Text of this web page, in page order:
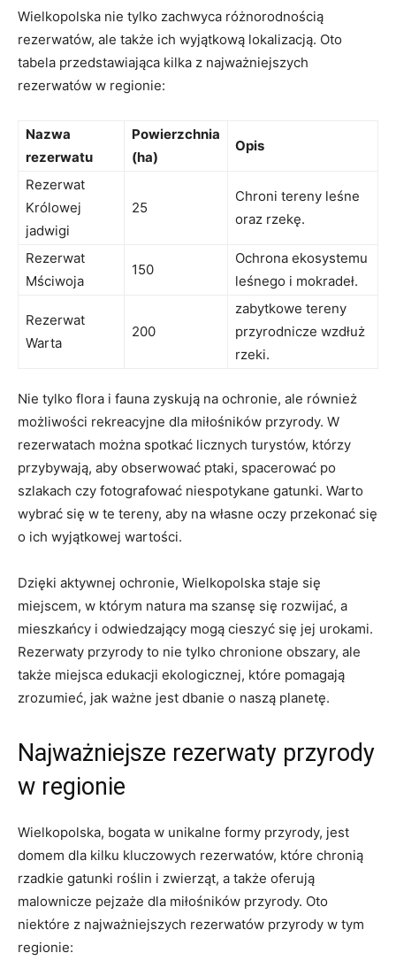
Wielkopolska nie ⁢tylko zachwyca różnorodnością
rezerwatów, ale także ich ⁣wyjątkową​ lokalizacją.⁢ Oto
tabela przedstawiająca ⁢kilka⁢ z najważniejszych
rezerwatów w regionie:
Nazwa
rezerwatu
Powierzchnia
(ha)
Opis
Rezerwat
Królowej
jadwigi
25
Chroni tereny leśne
oraz⁤ rzekę.
Rezerwat
Mściwoja
150
Ochrona ⁤ekosystemu
⁢leśnego i mokradeł.
Rezerwat
Warta
200
zabytkowe ⁢tereny
przyrodnicze wzdłuż
rzeki.
Nie ⁢tylko flora i fauna zyskują na ochronie, ale ​również
‍możliwości rekreacyjne dla miłośników przyrody. W
rezerwatach można spotkać licznych turystów, którzy
przybywają, aby obserwować ptaki,‍ spacerować po
szlakach czy fotografować ⁤niespotykane gatunki. Warto
wybrać się w te ‍tereny, aby ‍na własne oczy przekonać się
o ich ⁤wyjątkowej wartości.
Dzięki aktywnej ochronie, Wielkopolska staje się
miejscem, w którym‌ natura⁢ ma szansę się rozwijać, a
mieszkańcy‌ i ⁢odwiedzający mogą cieszyć się ⁤jej urokami.
Rezerwaty przyrody to ​nie tylko chronione obszary,​ ale
także miejsca edukacji ‍ekologicznej, które pomagają
zrozumieć, ‍jak ważne jest ⁤dbanie ‌o‌ naszą planetę.
Najważniejsze rezerwaty przyrody
w⁢ regionie
Wielkopolska, bogata​ w unikalne formy przyrody, jest⁤
domem dla kilku kluczowych rezerwatów, które chronią
rzadkie gatunki⁣ roślin i zwierząt,​ a ⁣także oferują
malownicze pejzaże dla miłośników⁤ przyrody. Oto
‌niektóre z najważniejszych ‍rezerwatów przyrody ⁣w‍ tym
regionie: